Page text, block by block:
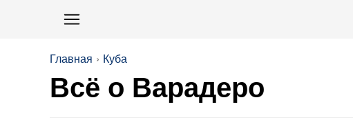
Главная Куба
Всё о Варадеро